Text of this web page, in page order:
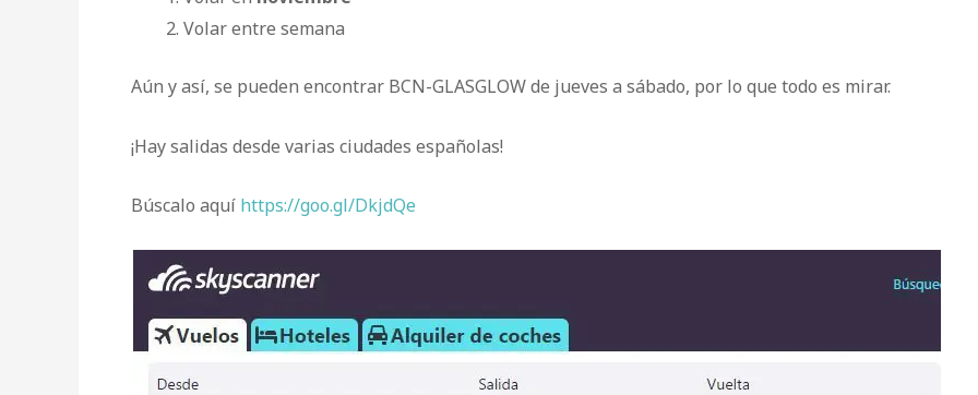
Volar entre semana
Aún y así, se pueden encontrar BCN-GLASGLOW de jueves a sábado, por lo que todo es mirar.
¡Hay salidas desde varias ciudades españolas!
Búscalo aquí https://goo.gl/DkjdQe